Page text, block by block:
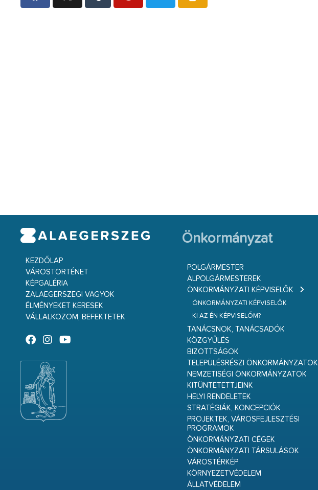
KEZDŐLAP
VÁROSTÖRTÉNET
KÉPGALÉRIA
ZALAEGERSZEGI VAGYOK
ÉLMÉNYEKET KERESEK
VÁLLALKOZOM, BEFEKTETEK
Önkormányzat
POLGÁRMESTER
ALPOLGÁRMESTEREK
ÖNKORMÁNYZATI KÉPVISELŐK
ÖNKORMÁNYZATI KÉPVISELŐK
KI AZ ÉN KÉPVISELŐM?
TANÁCSNOK, TANÁCSADÓK
KÖZGYŰLÉS
BIZOTTSÁGOK
TELEPÜLÉSRÉSZI ÖNKORMÁNYZATOK
NEMZETISÉGI ÖNKORMÁNYZATOK
KITÜNTETETTJEINK
HELYI RENDELETEK
STRATÉGIÁK, KONCEPCIÓK
PROJEKTEK, VÁROSFEJLESZTÉSI
PROGRAMOK
ÖNKORMÁNYZATI CÉGEK
ÖNKORMÁNYZATI TÁRSULÁSOK
VÁROSTÉRKÉP
KÖRNYEZETVÉDELEM
ÁLLATVÉDELEM